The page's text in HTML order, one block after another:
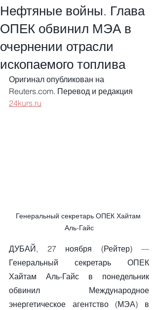
Нефтяные войны. Глава
ОПЕК обвинил МЭА в
очернении отрасли
ископаемого топлива
Оригинал опубликован на
Reuters.com. Перевод и редакция
24kurs.ru
Генеральный секретарь ОПЕК Хайтам
Аль-Гайс
ДУБАЙ, 27 ноября (Рейтер) —
Генеральный секретарь ОПЕК
Хайтам Аль-Гайс в понедельник
обвинил Международное
энергетическое агентство (МЭА) в